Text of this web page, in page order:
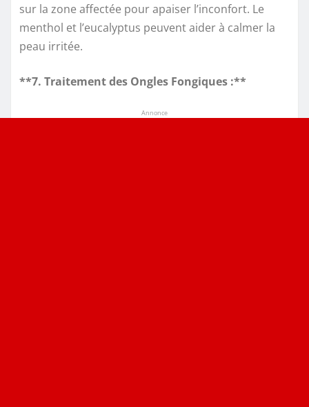
sur la zone affectée pour apaiser l’inconfort. Le
menthol et l’eucalyptus peuvent aider à calmer la
peau irritée.
**7. Traitement des Ongles Fongiques :**
Annonce